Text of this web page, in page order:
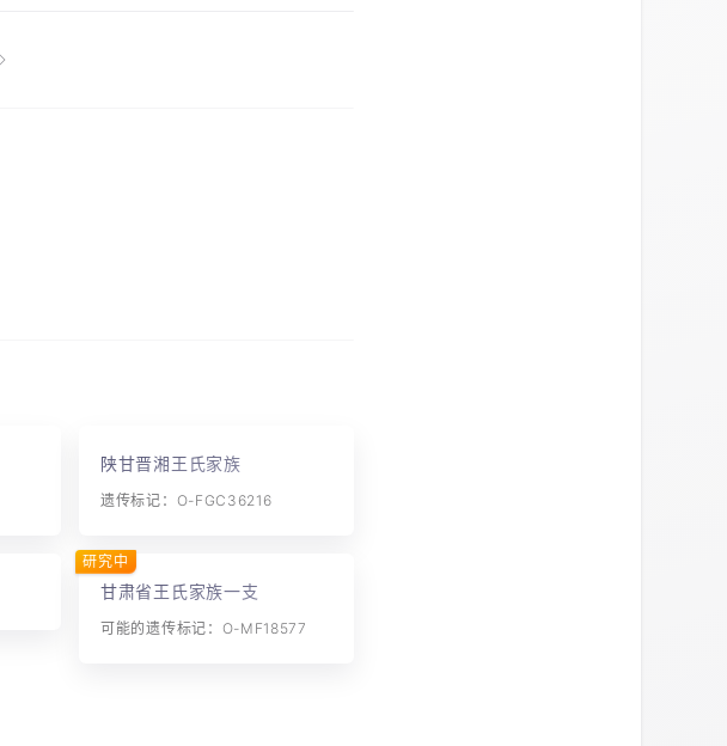
陕甘晋湘王氏家族
遗传标记：O-FGC36216
甘肃省王氏家族一支
可能的遗传标记：O-MF18577
研究中